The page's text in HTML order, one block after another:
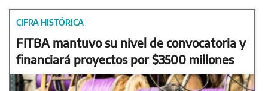
CIFRA HISTÓRICA
FITBA mantuvo su nivel de convocatoria y
financiará proyectos por $3500 millones